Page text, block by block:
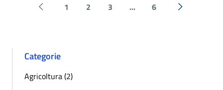
Pagina precedente
1 2 3 ... 6 Successiva
Categorie
Agricoltura (2)